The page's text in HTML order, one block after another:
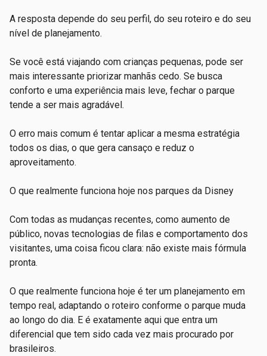
A resposta depende do seu perfil, do seu roteiro e do seu
nível de planejamento.
Se você está viajando com crianças pequenas, pode ser
mais interessante priorizar manhãs cedo. Se busca
conforto e uma experiência mais leve, fechar o parque
tende a ser mais agradável.
O erro mais comum é tentar aplicar a mesma estratégia
todos os dias, o que gera cansaço e reduz o
aproveitamento.
O que realmente funciona hoje nos parques da Disney
Com todas as mudanças recentes, como aumento de
público, novas tecnologias de filas e comportamento dos
visitantes, uma coisa ficou clara: não existe mais fórmula
pronta.
O que realmente funciona hoje é ter um planejamento em
tempo real, adaptando o roteiro conforme o parque muda
ao longo do dia. E é exatamente aqui que entra um
diferencial que tem sido cada vez mais procurado por
brasileiros.